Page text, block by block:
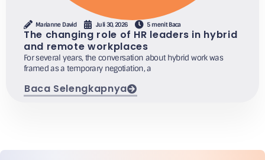
Marianne David Juli 30, 2026 5 menit Baca
The changing role of HR leaders in hybrid
and remote workplaces
For several years, the conversation about hybrid work was
framed as a temporary negotiation, a
Baca Selengkapnya